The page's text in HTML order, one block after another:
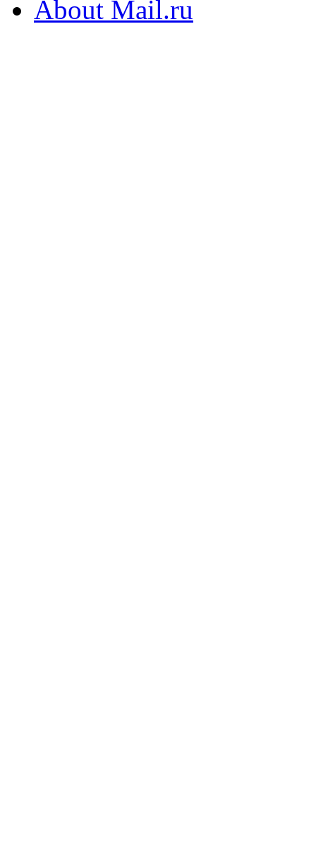
About Mail.ru